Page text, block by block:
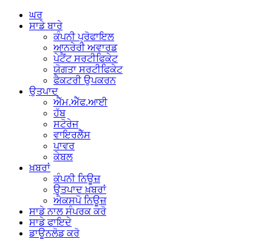
ਘਰ
ਸਾਡੇ ਬਾਰੇ
ਕੰਪਨੀ ਪ੍ਰੋਫਾਇਲ
ਆਨਰੇਰੀ ਅਵਾਰਡ
ਪੇਟੈਂਟ ਸਰਟੀਫਿਕੇਟ
ਯੋਗਤਾ ਸਰਟੀਫਿਕੇਟ
ਫੈਕਟਰੀ ਉਪਕਰਨ
ਉਤਪਾਦ
ਐੱਮ.ਐੱਫ.ਆਈ
ਹੱਬ
ਸਟੋਰੇਜ
ਵਾਇਰਲੈੱਸ
ਪਾਵਰ
ਕੇਬਲ
ਖ਼ਬਰਾਂ
ਕੰਪਨੀ ਨਿਊਜ਼
ਉਤਪਾਦ ਖ਼ਬਰਾਂ
ਐਕਸਪੋ ਨਿਊਜ਼
ਸਾਡੇ ਨਾਲ ਸੰਪਰਕ ਕਰੋ
ਸਾਡੇ ਫਾਇਦੇ
ਡਾਊਨਲੋਡ ਕਰੋ